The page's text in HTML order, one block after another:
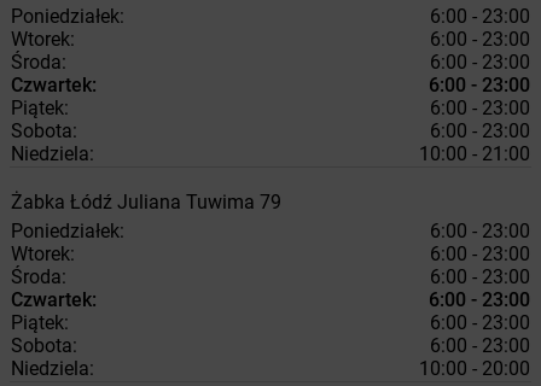
Poniedziałek:
6:00 - 23:00
Wtorek:
6:00 - 23:00
Środa:
6:00 - 23:00
Czwartek:
6:00 - 23:00
Piątek:
6:00 - 23:00
Sobota:
6:00 - 23:00
Niedziela:
10:00 - 21:00
Żabka Łódź Juliana Tuwima 79
Poniedziałek:
6:00 - 23:00
Wtorek:
6:00 - 23:00
Środa:
6:00 - 23:00
Czwartek:
6:00 - 23:00
Piątek:
6:00 - 23:00
Sobota:
6:00 - 23:00
Niedziela:
10:00 - 20:00